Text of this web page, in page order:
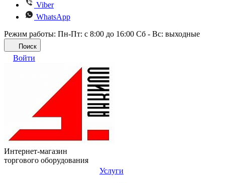
Viber
WhatsApp
Режим работы: Пн-Пт: с 8:00 до 16:00 Сб - Вс: выходные
Поиск
Войти
Интернет-магазин
торгового оборудования
Услуги